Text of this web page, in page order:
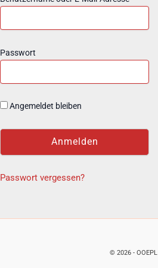
Passwort
Angemeldet bleiben
Passwort vergessen?
© 2026 - OOEPL